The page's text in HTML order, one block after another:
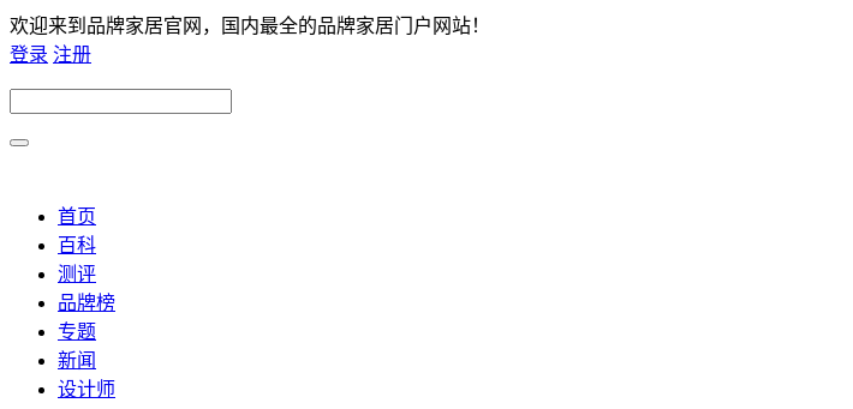
欢迎来到品牌家居官网，国内最全的品牌家居门户网站！
登录 注册
首页
百科
测评
品牌榜
专题
新闻
设计师